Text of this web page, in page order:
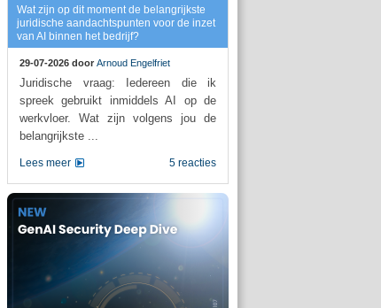
Wat zijn op dit moment de belangrijkste
juridische aandachtspunten voor de inzet
van AI binnen het bedrijf?
29-07-2026 door Arnoud Engelfriet
Juridische vraag: Iedereen die ik
spreek gebruikt inmiddels AI op de
werkvloer. Wat zijn volgens jou de
belangrijkste ...
5 reacties
Lees meer